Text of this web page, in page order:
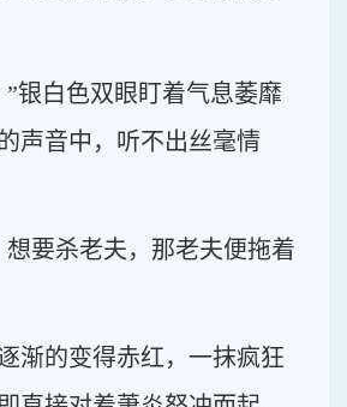
”银白色双眼盯着气息萎靡
声音中，听不出丝毫情
想要杀老夫，那老夫便拖着
渐的变得赤红，一抹疯狂